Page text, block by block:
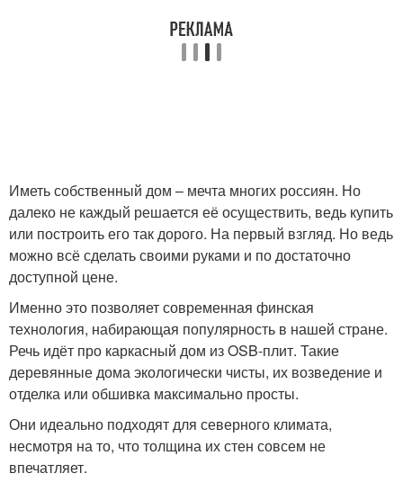
Иметь собственный дом – мечта многих россиян. Но
далеко не каждый решается её осуществить, ведь купить
или построить его так дорого. На первый взгляд. Но ведь
можно всё сделать своими руками и по достаточно
доступной цене.
Именно это позволяет современная финская
технология, набирающая популярность в нашей стране.
Речь идёт про каркасный дом из OSB-плит. Такие
деревянные дома экологически чисты, их возведение и
отделка или обшивка максимально просты.
Они идеально подходят для северного климата,
несмотря на то, что толщина их стен совсем не
впечатляет.